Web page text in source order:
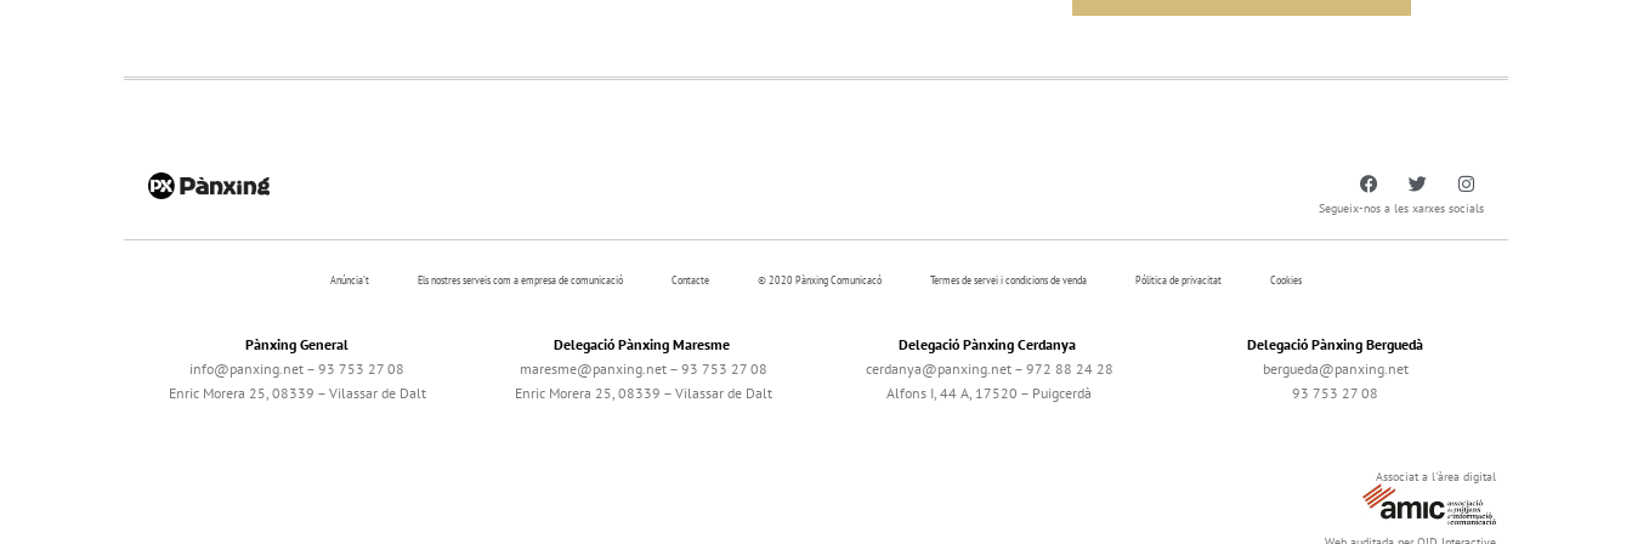
Segueix-nos a les xarxes socials
Anúncia’t Els nostres serveis com a empresa de comunicació Contacte © 2020 Pànxing Comunicacó Termes de servei i condicions de venda Pólitica de privacitat Cookies
Pànxing General
info@panxing.net – 93 753 27 08
Enric Morera 25, 08339 – Vilassar de Dalt
Delegació Pànxing Maresme
maresme@panxing.net – 93 753 27 08
Enric Morera 25, 08339 – Vilassar de Dalt
Delegació Pànxing Cerdanya
cerdanya@panxing.net – 972 88 24 28
Alfons I, 44 A, 17520 – Puigcerdà
Delegació Pànxing Berguedà
bergueda@panxing.net
93 753 27 08
Associat a l'àrea digital